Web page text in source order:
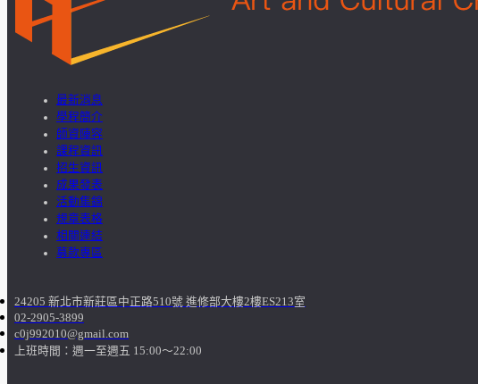
最新消息
學程簡介
師資陣容
課程資訊
招生資訊
成果發表
活動集錦
規章表格
相關連結
募款專區
24205 新北市新莊區中正路510號 進修部大樓2樓ES213室
02-2905-3899
c0j992010@gmail.com
上班時間：週一至週五 15:00～22:00